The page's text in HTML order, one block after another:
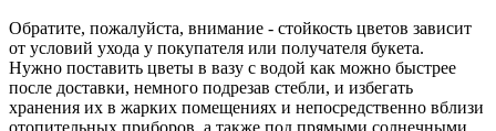
Обратите, пожалуйста, внимание - стойкость цветов зависит
от условий ухода у покупателя или получателя букета.
Нужно поставить цветы в вазу с водой как можно быстрее
после доставки, немного подрезав стебли, и избегать
хранения их в жарких помещениях и непосредственно вблизи